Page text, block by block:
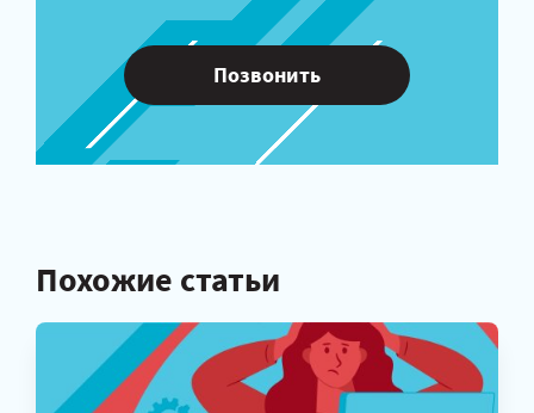
Позвонить
Похожие статьи